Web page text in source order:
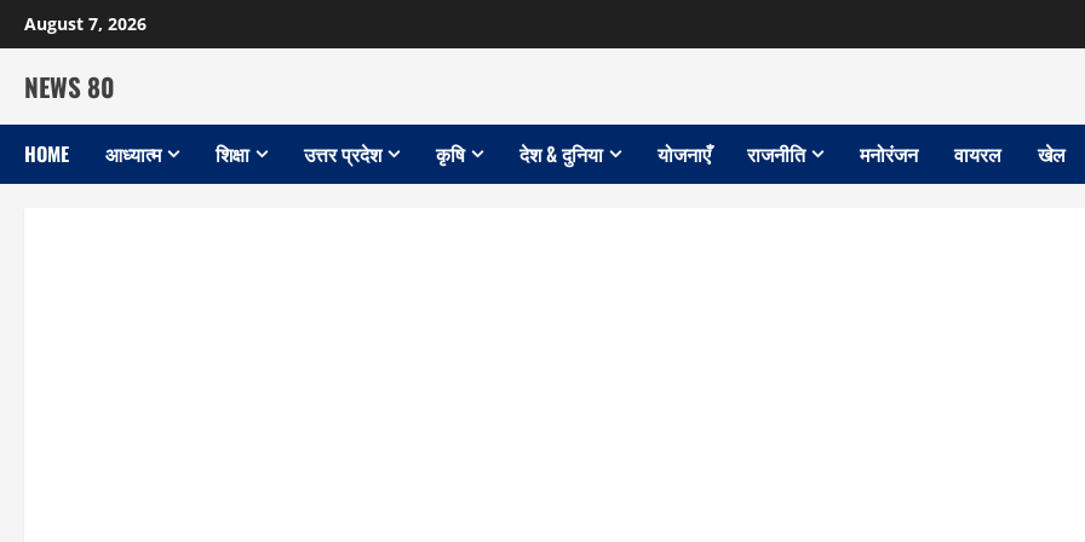
Skip
to
content
August 7, 2026
NEWS 80
HOME आध्यात्म शिक्षा उत्तर प्रदेश कृषि देश & दुनिया योजनाएँ राजनीति मनोरंजन वायरल खेल